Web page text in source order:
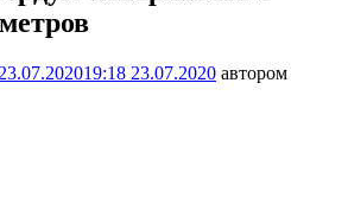
19:18 23.07.2020 автором